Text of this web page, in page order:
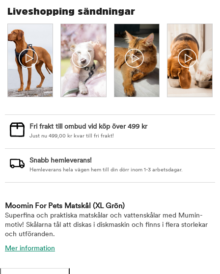
Liveshopping sändningar
Fri frakt till ombud vid köp över 499 kr
Just nu 499,00 kr kvar till fri frakt!
Snabb hemleverans!
Hemleverans hela vägen hem till din dörr inom 1-3 arbetsdagar.
Moomin For Pets Matskål (XL Grön)
Superfina och praktiska matskålar och vattenskålar med Mumin-
motiv! Skålarna tål att diskas i diskmaskin och finns i flera storlekar
och utföranden.
Mer information